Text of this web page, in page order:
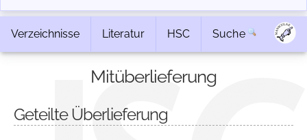
Verzeichnisse Literatur HSC Suche
Mitüberlieferung
Geteilte Überlieferung